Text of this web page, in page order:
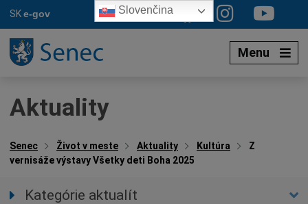
SKe-gov
Menu
Aktuality
Senec Život v meste Aktuality Kultúra
Z
vernisáže výstavy Všetky deti Boha 2025
Kategórie aktualít
Slovenčina